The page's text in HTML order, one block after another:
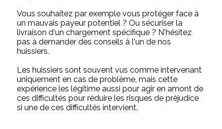
Vous souhaitez par exemple vous protéger face à
un mauvais payeur potentiel ? Ou sécuriser la
livraison d'un chargement spécifique ? N'hésitez
pas à demander des conseils à l'un de nos
huissiers.
Les huissiers sont souvent vus comme intervenant
uniquement en cas de problème, mais cette
expérience les légitime aussi pour agir en amont de
ces difficultés pour réduire les risques de préjudice
si une de ces difficultés intervient.